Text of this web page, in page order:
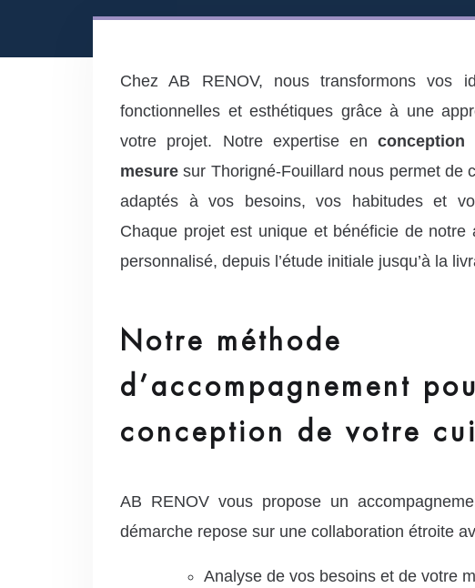
Chez AB RENOV, nous transformons vos
fonctionnelles et esthétiques grâce à une
votre projet. Notre expertise en
mesure sur Thorigné-Fouillard nous permet de
adaptés à vos besoins, vos habitudes et
Chaque projet est unique et bénéficie de notre
personnalisé, depuis l’étude initiale jusqu’à la
Notre méthode
d’accompagnement
conception de votre
AB RENOV vous propose un
démarche repose sur une collaboration étroite
Analyse de vos besoins et de votre